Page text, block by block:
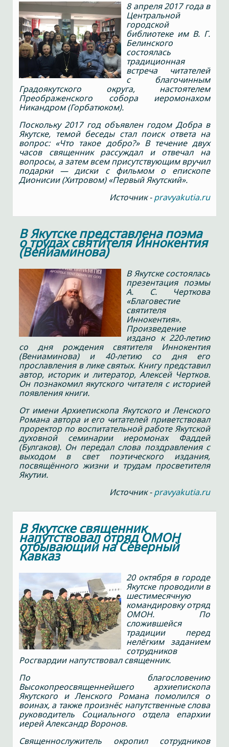
8 апреля 2017 года в
Центральной
городской
библиотеке им В. Г.
Белинского
состоялась
традиционная
встреча читателей
с благочинным
Градоякутского округа, настоятелем
Преображенского собора иеромонахом
Никандром (Горбатюком).
Поскольку 2017 год объявлен годом Добра в
Якутске, темой беседы стал поиск ответа на
вопрос: «Что такое добро?» В течение двух
часов священник рассуждал и отвечал на
вопросы, а затем всем присутствующим вручил
подарки — диски с фильмом о епископе
Дионисии (Хитровом) «Первый Якутский».
Источник -pravyakutia.ru
В Якутске представлена поэма
о трудах святителя Иннокентия
(Вениаминова)
В Якутске состоялась
презентация поэмы
А. С. Черткова
«Благовестие
святителя
Иннокентия».
Произведение
издано к 220-летию
со дня рождения святителя Иннокентия
(Вениаминова) и 40-летию со дня его
прославления в лике святых. Книгу представил
автор, историк и литератор, Алексей Чертков.
Он познакомил якутского читателя с историей
появления книги.
От имени Архиепископа Якутского и Ленского
Романа автора и его читателей приветствовал
проректор по воспитательной работе Якутской
духовной семинарии иеромонах Фаддей
(Булгаков). Он передал слова поздравления с
выходом в свет поэтического издания,
посвящённого жизни и трудам просветителя
Якутии.
Источник -pravyakutia.ru
В Якутске священник
напутствовал отряд ОМОН
отбывающий на Северный
Кавказ
20 октября в городе
Якутске проводили в
шестимесячную
командировку отряд
ОМОН. По
сложившейся
традиции перед
нелёгким заданием
сотрудников
Росгвардии напутствовал священник.
По благословению
Высокопреосвященнейшего архиепископа
Якутского и Ленского Романа помолился о
воинах, а также произнёс напутственные слова
руководитель Социального отдела епархии
иерей Александр Воронов.
Священнослужитель окропил сотрудников